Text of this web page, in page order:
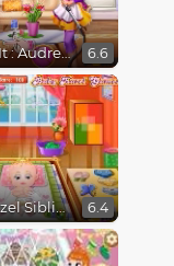
Girls Fix It : Audrey Spring Cleaning 6.6
Baby Hazel Sibling Surprise 6.4